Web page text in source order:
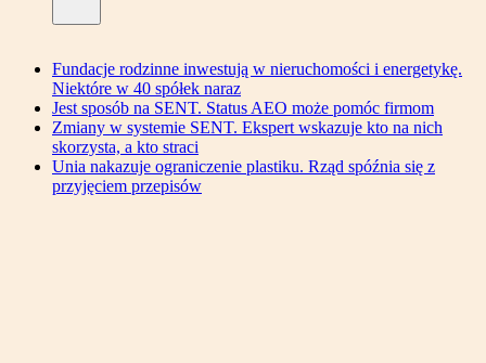
Fundacje rodzinne inwestują w nieruchomości i energetykę.
Niektóre w 40 spółek naraz
Jest sposób na SENT. Status AEO może pomóc firmom
Zmiany w systemie SENT. Ekspert wskazuje kto na nich
skorzysta, a kto straci
Unia nakazuje ograniczenie plastiku. Rząd spóźnia się z
przyjęciem przepisów